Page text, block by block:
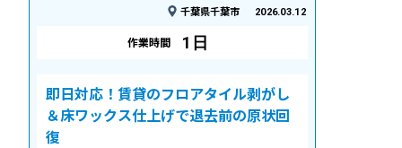
千葉県千葉市 2026.03.12
作業時間 1日
即日対応！賃貸のフロアタイル剥がし
＆床ワックス仕上げで退去前の原状回
復